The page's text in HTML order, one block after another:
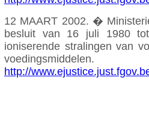
12 MAART 2002. �
besluit van 16 juli 1980
ioniserende stralingen van
voedingsmiddelen.
http://